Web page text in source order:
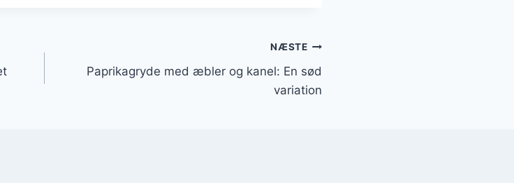
NÆSTE
Paprikagryde med æbler og kanel: En sød
variation